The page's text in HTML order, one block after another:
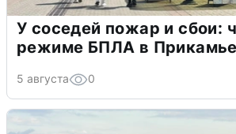
У соседей пожар и сбои:
режиме БПЛА в Прикамье
5 августа 0